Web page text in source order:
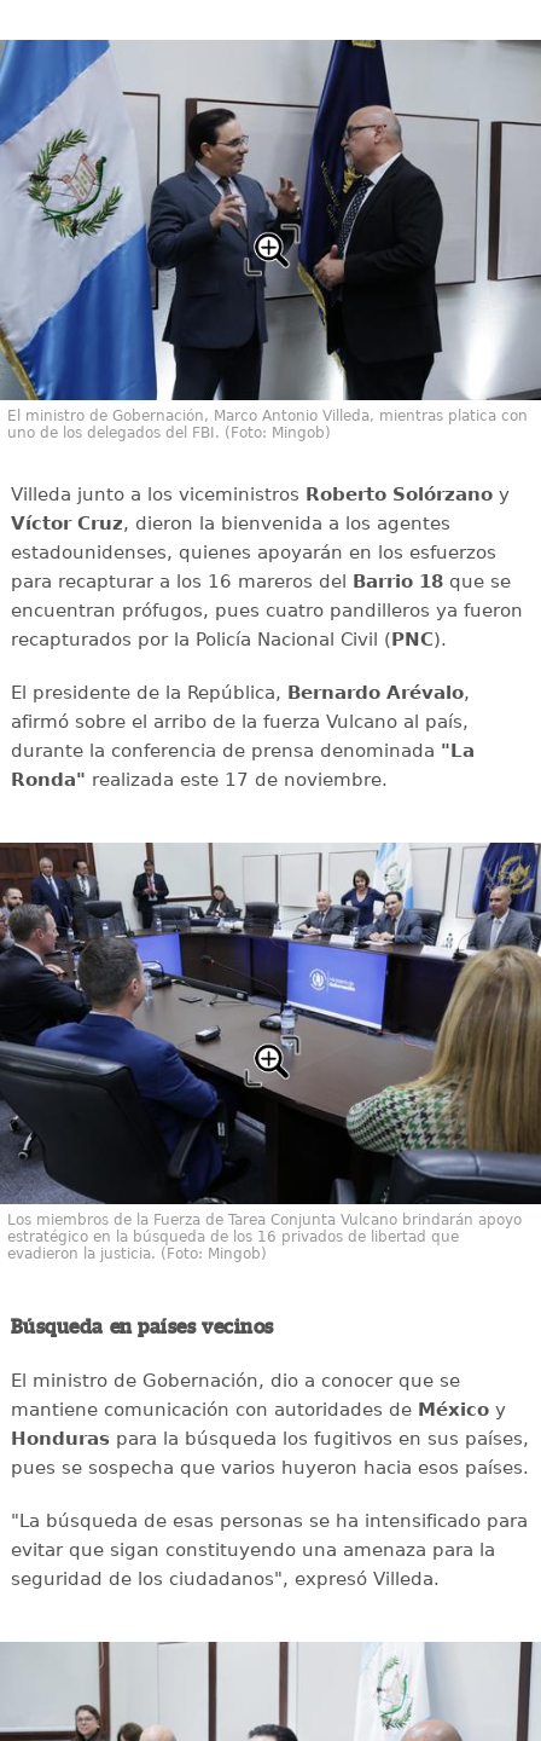
El ministro de Gobernación, Marco Antonio Villeda, mientras platica con
uno de los delegados del FBI. (Foto: Mingob)
Villeda junto a los viceministros Roberto Solórzanoy
Víctor Cruz, dieron la bienvenida a los agentes
estadounidenses, quienes apoyarán en los esfuerzos
para recapturar a los 16 mareros del
Barrio 18que se
encuentran prófugos, pues cuatro pandilleros ya fueron
recapturados por la Policía Nacional Civil ( PNC).
El presidente de la República, Bernardo Arévalo,
afirmó sobre el arribo de la fuerza Vulcano al país,
durante la conferencia de prensa denominada "La
Ronda" realizada este 17 de noviembre.
Los miembros de la Fuerza de Tarea Conjunta Vulcano brindarán apoyo
estratégico en la búsqueda de los 16 privados de libertad que
evadieron la justicia. (Foto: Mingob)
Búsqueda en países vecinos
El ministro de Gobernación, dio a conocer que se
mantiene comunicación con autoridades de Méxicoy
Honduraspara la búsqueda los fugitivos en sus países,
pues se sospecha que varios huyeron hacia esos países.
"La búsqueda de esas personas se ha intensificado para
evitar que sigan constituyendo una amenaza para la
seguridad de los ciudadanos", expresó Villeda.